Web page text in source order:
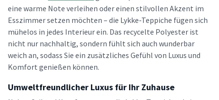
eine warme Note verleihen oder einen stilvollen Akzent im
Esszimmer setzen möchten – die Lykke-Teppiche fügen sich
mühelos in jedes Interieur ein. Das recycelte Polyester ist
nicht nur nachhaltig, sondern fühlt sich auch wunderbar
weich an, sodass Sie ein zusätzliches Gefühl von Luxus und
Komfort genießen können.
Umweltfreundlicher Luxus für Ihr Zuhause